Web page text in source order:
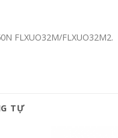
FLXUO32M/FLXUO32M2.
TỰ